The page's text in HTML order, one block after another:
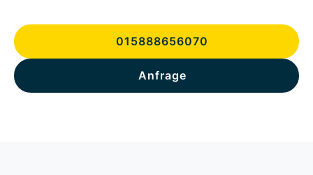
015888656070
Anfrage